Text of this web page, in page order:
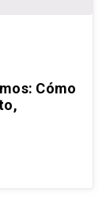
Cómo